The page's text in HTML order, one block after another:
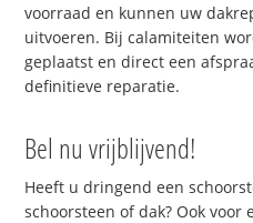
voorraad en kunnen uw
uitvoeren. Bij calamiteiten
geplaatst en direct een
definitieve reparatie.
Bel nu vrijblijvend!
Heeft u dringend een
schoorsteen of dak? Ook